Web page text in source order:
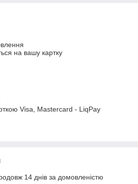
на вашу картку
Visa, Mastercard - LiqPay
14 днів за домовленістю